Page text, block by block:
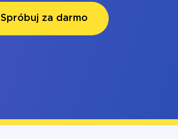
Spróbuj za darmo